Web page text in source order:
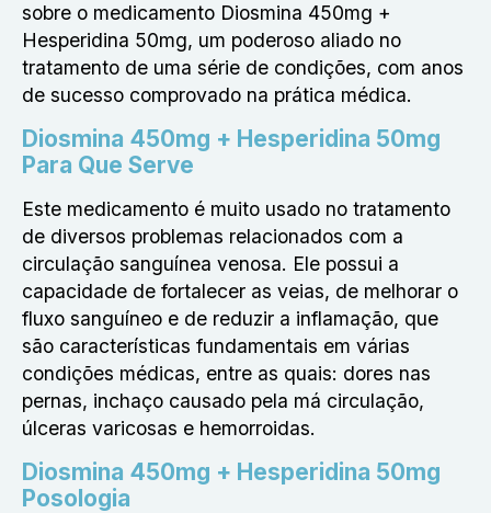
sobre o medicamento Diosmina 450mg +
Hesperidina 50mg, um poderoso aliado no
tratamento de uma série de condições, com anos
de sucesso comprovado na prática médica.
Diosmina 450mg + Hesperidina 50mg
Para Que Serve
Este medicamento é muito usado no tratamento
de diversos problemas relacionados com a
circulação sanguínea venosa. Ele possui a
capacidade de fortalecer as veias, de melhorar o
fluxo sanguíneo e de reduzir a inflamação, que
são características fundamentais em várias
condições médicas, entre as quais: dores nas
pernas, inchaço causado pela má circulação,
úlceras varicosas e hemorroidas.
Diosmina 450mg + Hesperidina 50mg
Posologia